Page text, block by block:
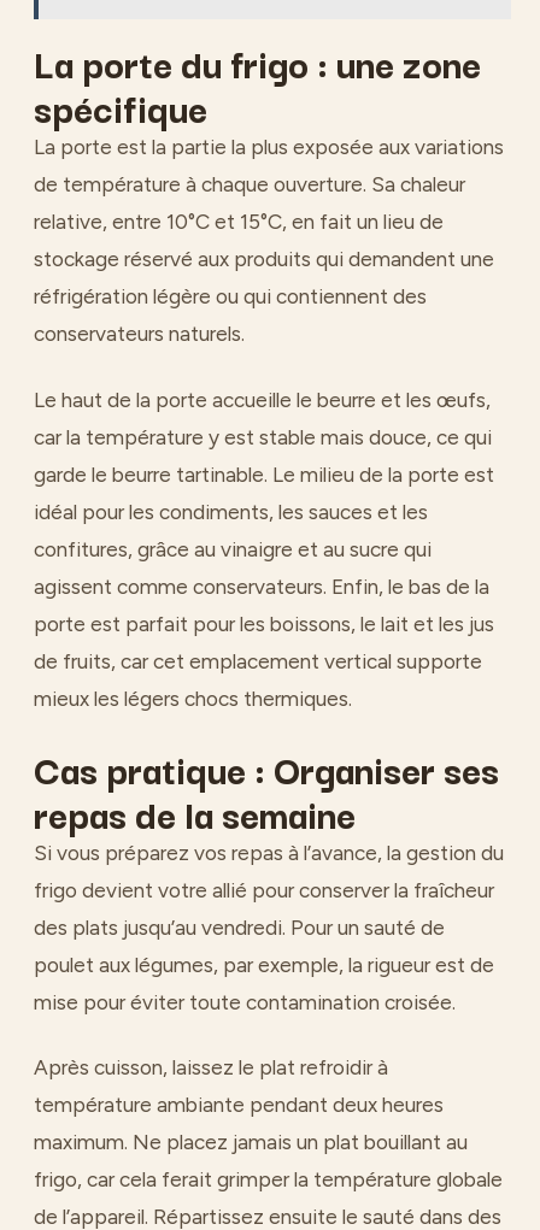
La porte du frigo : une zone
spécifique
La porte est la partie la plus exposée aux variations
de température à chaque ouverture. Sa chaleur
relative, entre 10°C et 15°C, en fait un lieu de
stockage réservé aux produits qui demandent une
réfrigération légère ou qui contiennent des
conservateurs naturels.
Le haut de la porte accueille le beurre et les œufs,
car la température y est stable mais douce, ce qui
garde le beurre tartinable. Le milieu de la porte est
idéal pour les condiments, les sauces et les
confitures, grâce au vinaigre et au sucre qui
agissent comme conservateurs. Enfin, le bas de la
porte est parfait pour les boissons, le lait et les jus
de fruits, car cet emplacement vertical supporte
mieux les légers chocs thermiques.
Cas pratique : Organiser ses
repas de la semaine
Si vous préparez vos repas à l’avance, la gestion du
frigo devient votre allié pour conserver la fraîcheur
des plats jusqu’au vendredi. Pour un sauté de
poulet aux légumes, par exemple, la rigueur est de
mise pour éviter toute contamination croisée.
Après cuisson, laissez le plat refroidir à
température ambiante pendant deux heures
maximum. Ne placez jamais un plat bouillant au
frigo, car cela ferait grimper la température globale
de l’appareil. Répartissez ensuite le sauté dans des